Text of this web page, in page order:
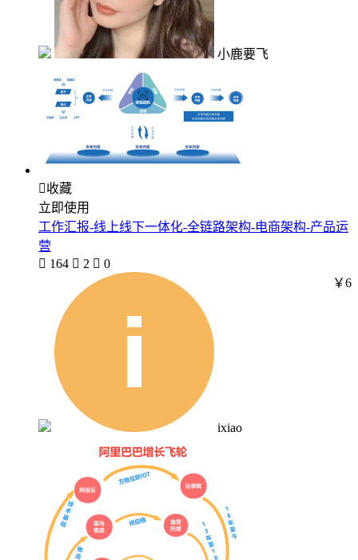
小鹿要飞
收藏
立即使用
工作汇报-线上线下一体化-全链路架构-电商架构-产品运
营
 164  2  0
ixiao
￥6